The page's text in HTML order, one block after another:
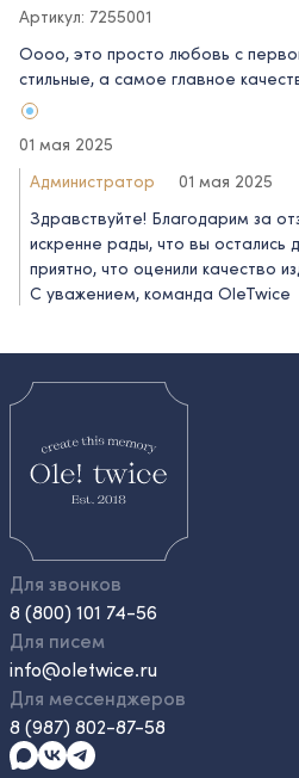
Артикул: 7255001
Оооо, это просто любовь с
стильные, а самое главное
01 мая 2025
Администратор
01 мая 2025
Здравствуйте! Благодарим за
искренне рады, что вы остались
приятно, что оценили качество
С уважением, команда OleTwice
Для звонков
8 (800) 101 74-56
Для писем
info@oletwice.ru
Для мессенджеров
8 (987) 802-87-58